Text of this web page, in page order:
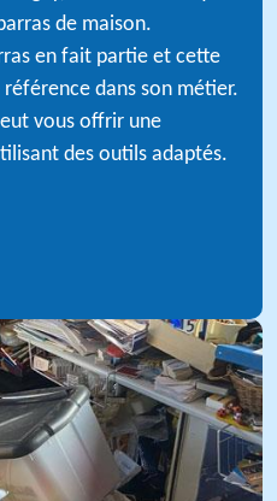
de maison.
en fait partie et cette
dans son métier.
vous offrir une
des outils adaptés.